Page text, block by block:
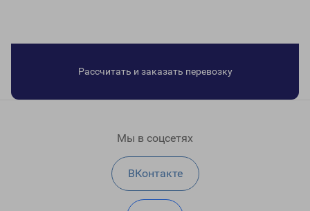
Рассчитать и заказать перевозку
Мы в соцсетях
ВКонтакте